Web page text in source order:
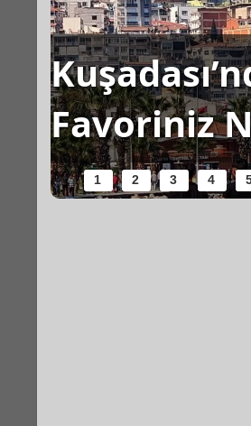
Favoriniz
1 2 3 4